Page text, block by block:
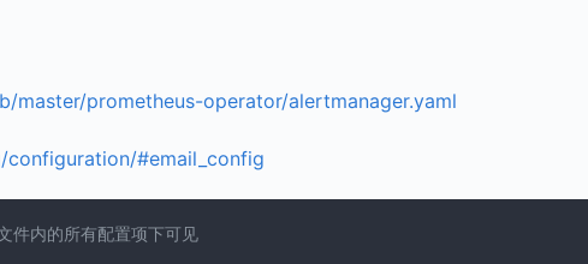
prometheus-operator/alertmanager.yaml
#email_config
内的所有配置项下可见